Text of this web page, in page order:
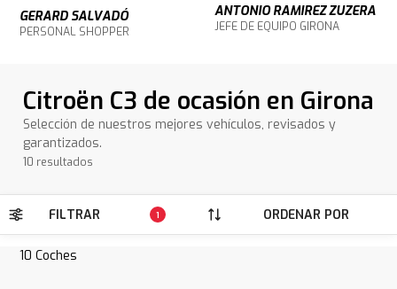
GERARD SALVADÓ
PERSONAL SHOPPER
ANTONIO RAMIREZ ZUZERA
JEFE DE EQUIPO GIRONA
Citroën C3 de ocasión en Girona
Selección de nuestros mejores vehículos, revisados y
garantizados.
10 resultados
FILTRAR 1 ORDENAR POR
10 Coches